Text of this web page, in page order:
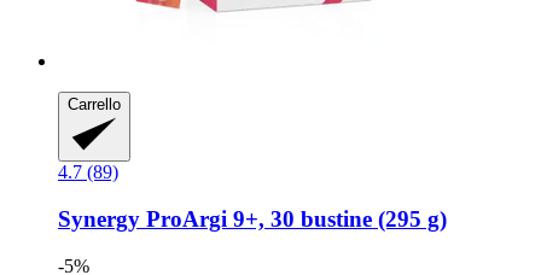
Carrello
4.7 (89)
Synergy ProArgi 9+, 30 bustine (295 g)
-5%